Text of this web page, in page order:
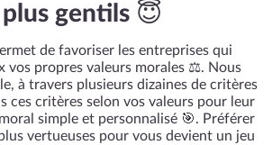
gentils 😇
de favoriser les entreprises qui
vos propres valeurs morales ⚖️. Nous
à travers plusieurs dizaines de critères
ces critères selon vos valeurs pour leur
simple et personnalisé 🎯. Préférer
vertueuses pour vous devient un jeu